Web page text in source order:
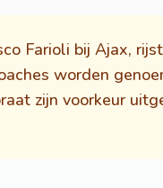
Farioli bij Ajax,
worden
zijn voorkeur